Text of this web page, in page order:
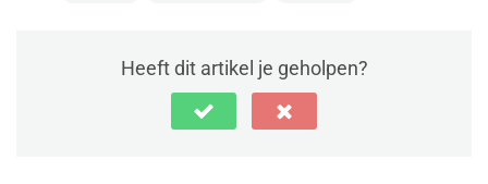
Heeft dit artikel je geholpen?